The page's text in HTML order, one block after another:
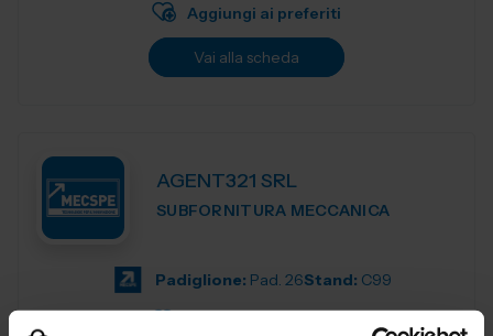
Aggiungi ai preferiti
Vai alla scheda
AGENT321 SRL
SUBFORNITURA MECCANICA
Padiglione: Pad. 26Stand: C99